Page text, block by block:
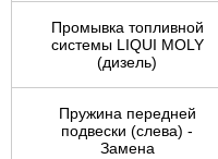
Промывка топливной
системы LIQUI MOLY
(дизель)
Пружина передней
подвески (слева) -
Замена